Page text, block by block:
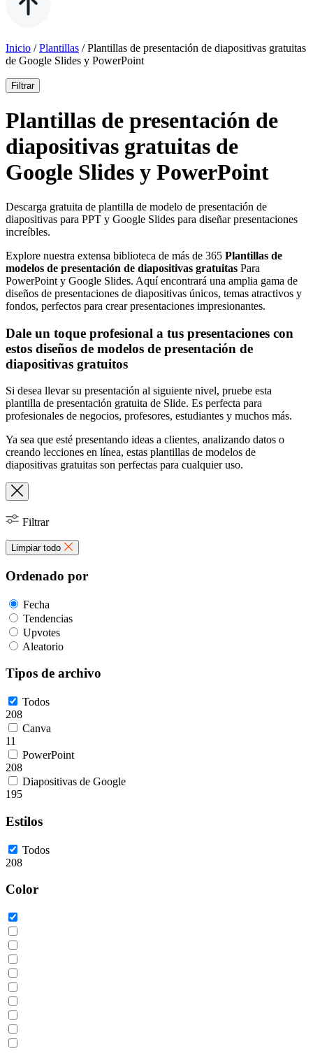
Inicio /Plantillas /Plantillas de presentación de diapositivas gratuitas
de Google Slides y PowerPoint
Filtrar
Plantillas de presentación de
diapositivas gratuitas de
Google Slides y PowerPoint
Descarga gratuita de plantilla de modelo de presentación de
diapositivas para PPT y Google Slides para diseñar presentaciones
increíbles.
Explore nuestra extensa biblioteca de más de 365 Plantillas de
modelos de presentación de diapositivas gratuitas Para
PowerPoint y Google Slides. Aquí encontrará una amplia gama de
diseños de presentaciones de diapositivas únicos, temas atractivos y
fondos, perfectos para crear presentaciones impresionantes.
Dale un toque profesional a tus presentaciones con
estos diseños de modelos de presentación de
diapositivas gratuitos
Si desea llevar su presentación al siguiente nivel, pruebe esta
plantilla de presentación gratuita de Slide. Es perfecta para
profesionales de negocios, profesores, estudiantes y muchos más.
Ya sea que esté presentando ideas a clientes, analizando datos o
creando lecciones en línea, estas plantillas de modelos de
diapositivas gratuitas son perfectas para cualquier uso.
Filtrar
Limpiar todo
Ordenado por
Fecha
Tendencias
Upvotes
Aleatorio
Tipos de archivo
Todos
208
Canva
11
PowerPoint
208
Diapositivas de Google
195
Estilos
Todos
208
Color